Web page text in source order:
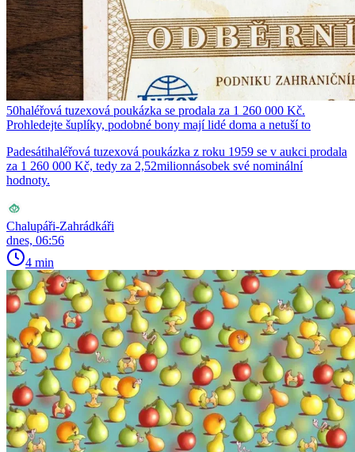
50haléřová tuzexová poukázka se prodala za 1 260 000 Kč.
Prohledejte šuplíky, podobné bony mají lidé doma a netuší to
Padesátihaléřová tuzexová poukázka z roku 1959 se v aukci prodala
za 1 260 000 Kč, tedy za 2,52milionnásobek své nominální
hodnoty.
Chalupáři-Zahrádkáři
dnes, 06:56
4 min